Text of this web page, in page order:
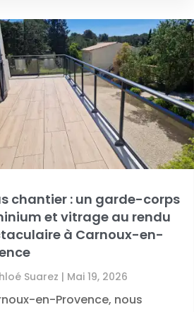
chantier : un garde-corps
et vitrage au rendu
à Carnoux-en-
Suarez | Mai 19, 2026
en-Provence, nous